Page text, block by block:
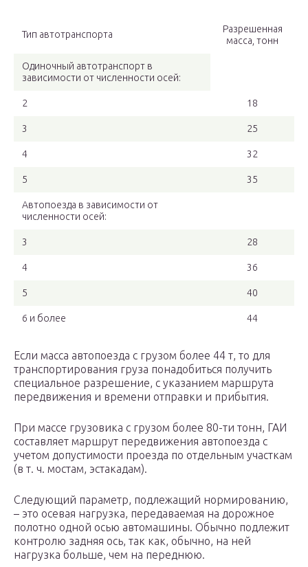
Тип автотранспорта
Разрешенная
масса, тонн
Одиночный автотранспорт в
зависимости от численности осей:
2 18
3 25
4 32
5 35
Автопоезда в зависимости от
численности осей:
3 28
4 36
5 40
6 и более 44
Если масса автопоезда с грузом более 44 т, то для
транспортирования груза понадобиться получить
специальное разрешение, с указанием маршрута
передвижения и времени отправки и прибытия.
При массе грузовика с грузом более 80-ти тонн, ГАИ
составляет маршрут передвижения автопоезда с
учетом допустимости проезда по отдельным участкам
(в т. ч. мостам, эстакадам).
Следующий параметр, подлежащий нормированию,
– это осевая нагрузка, передаваемая на дорожное
полотно одной осью автомашины. Обычно подлежит
контролю задняя ось, так как, обычно, на ней
нагрузка больше, чем на переднюю.